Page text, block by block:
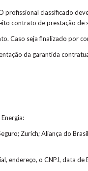
profissional classificado
contrato de prestação
Caso seja finalizado por
da garantida
Zurich; Aliança do
endereço, o CNPJ, data